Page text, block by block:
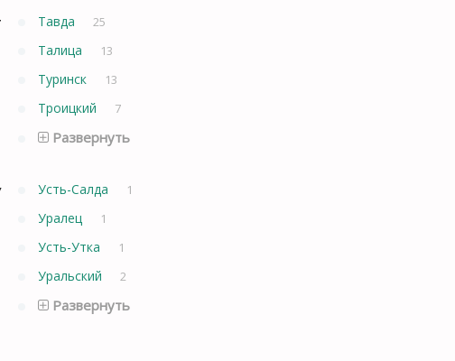
Тавда 25
Талица 13
Туринск 13
Троицкий 7
Развернуть
Усть-Салда 1
Уралец 1
Усть-Утка 1
Уральский 2
Развернуть